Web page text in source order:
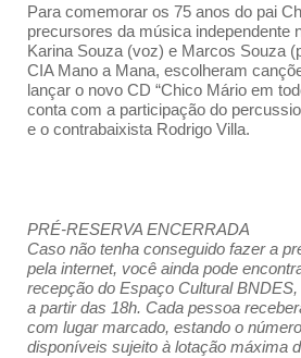
Para comemorar os 75 anos do pai
precursores da música independente
Karina Souza (voz) e Marcos Souza
CIA Mano a Mana, escolheram
lançar o novo CD “Chico Mário em
conta com a participação do
e o contrabaixista Rodrigo Villa.
PRÉ-RESERVA ENCERRADA
Caso não tenha conseguido fazer a
pela internet, você ainda pode
recepção do Espaço Cultural
a partir das 18h. Cada pessoa
com lugar marcado, estando o
disponíveis sujeito à lotação máxima